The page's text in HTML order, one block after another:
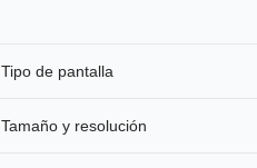
Tipo de pantalla
Tamaño y resolución